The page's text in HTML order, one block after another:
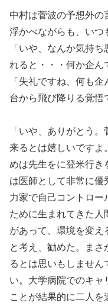
中村は菅波の予想外の
浮かべながらも、いつ
「いや、なんか気持
れると・・・何か企ん
「失礼ですね、何も
台から飛び降りる覚悟
「いや、ありがとう
来るとは嬉しいですよ
めは先生をに登米行き
は医師として非常に優
力家で自己コントロー
ために生まれてきた
があって、環境を変え
と考え、勧めた。ま
るとは思いもしませ
い。大学病院でのキャ
ことが結果的に二人